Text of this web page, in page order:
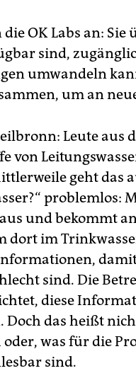
OK Labs an:
sind,
umwandeln
um an
Leute aus
von
geht das
problemlos:
und bekommt
dort im
sind. Die
diese
Doch das heißt
was für die
sind.